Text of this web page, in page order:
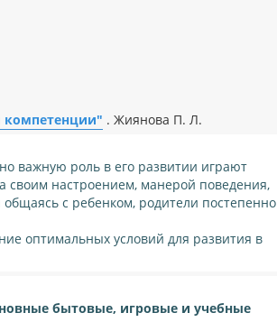
компетенции" . Жиянова П. Л.
важную роль в его развитии играют
своим настроением, манерой поведения,
с ребенком, родители постепенно
оптимальных условий для развития в
бытовые, игровые и учебные